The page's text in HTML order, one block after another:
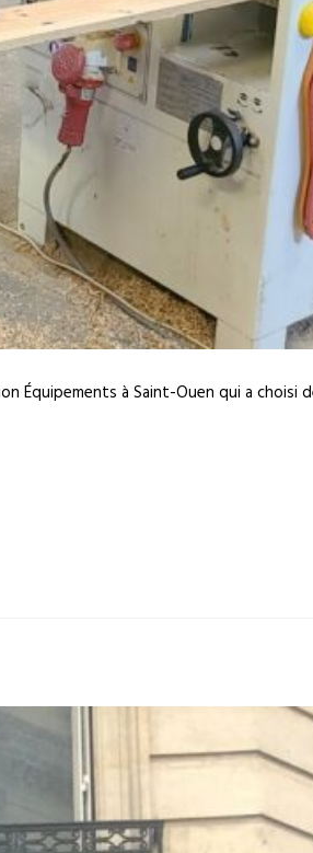
Équipements à Saint-Ouen qui a choisi